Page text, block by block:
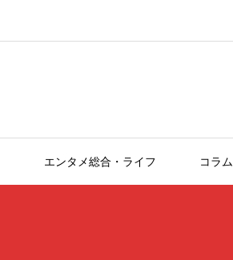
エンタメ総合・ライフ コラム